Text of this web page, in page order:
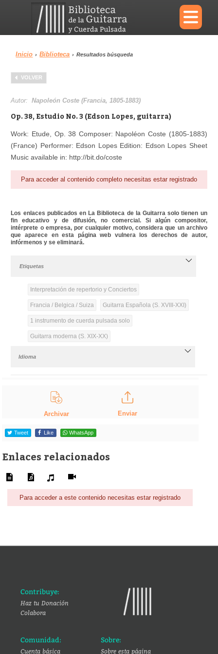
×
Menu
Biblioteca Diccionario
Área personal Reproductor
Inicio › Biblioteca › Resultados búsqueda
VOLVER
Autor:Napoleón Coste (Francia, 1805-1883)
Op. 38, Estudio No. 3 (Edson Lopes, guitarra)
Work: Etude, Op. 38 Composer: Napoléon Coste (1805-1883)
(France) Performer: Edson Lopes Edition: Edson Lopes Sheet
Music available in: http://bit.do/coste
Para acceder al contenido completo necesitas estar registrado
Los enlaces publicados en La Biblioteca de la Guitarra solo tienen un
fin educativo y de difusión, no comercial. Si algún compositor,
intérprete o empresa, por cualquier motivo, considera que un archivo
que aparece en esta página web vulnera los derechos de autor,
infórmenos y se eliminará.
Etiquetas
Interpretación de repertorio y Conciertos
Francia / Belgica / Suiza Guitarra Española (S. XVIII-XXI)
1 instrumento de cuerda pulsada solo
Guitarra moderna (S. XIX-XX)
Idioma
Archivar Enviar
Tweet Like WhatsApp
Enlaces relacionados
Para acceder a este contenido necesitas estar registrado
Contribuye:
Haz tu Donación
Colabora
Comunidad:
Cuenta básica
Sobre:
Sobre esta página